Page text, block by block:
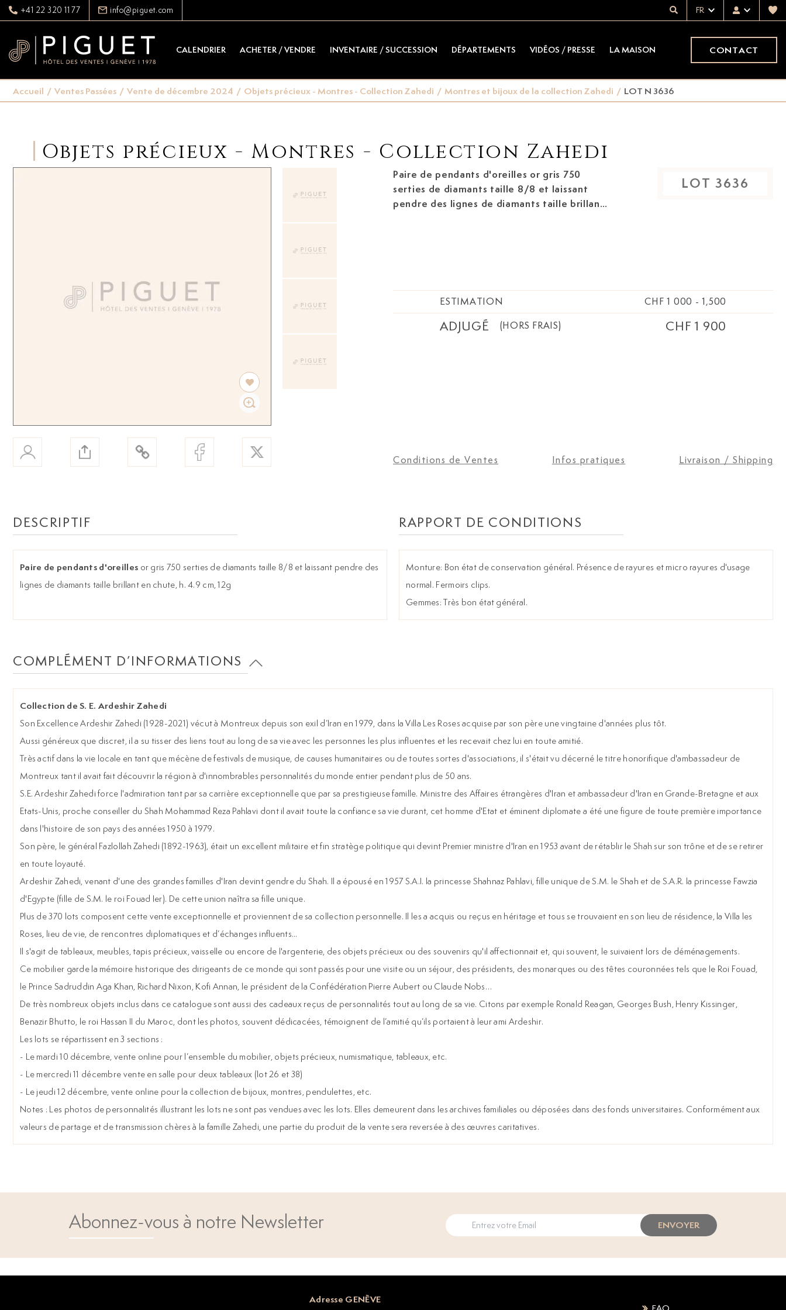
+41 22 320 11 77 info@piguet.com FR
CALENDRIER ACHETER / VENDRE INVENTAIRE / SUCCESSION DÉPARTEMENTS VIDÉOS / PRESSE LA MAISON CONTACT
Accueil / Ventes Passées / Vente de décembre 2024 / Objets précieux - Montres - Collection Zahedi / Montres et bijoux de la collection Zahedi / LOT N 3636
Objets précieux - Montres - Collection Zahedi
Paire de pendants d'oreilles or gris 750
serties de diamants taille 8/8 et laissant
pendre des lignes de diamants taille brillant
LOT 3636
ESTIMATION CHF 1 000 - 1,500
ADJUGÉ (HORS FRAIS) CHF 1 900
Conditions de Ventes Infos pratiques Livraison / Shipping
DESCRIPTIF
Paire de pendants d'oreilles or gris 750 serties de diamants taille 8/8 et laissant pendre des
lignes de diamants taille brillant en chute, h. 4.9 cm, 12g
RAPPORT DE CONDITIONS
Monture: Bon état de conservation général. Présence de rayures et micro rayures d'usage
normal. Fermoirs clips.
Gemmes: Très bon état général.
COMPLÉMENT D’INFORMATIONS
Collection de S. E. Ardeshir Zahedi
Son Excellence Ardeshir Zahedi (1928-2021) vécut à Montreux depuis son exil d’Iran en 1979, dans la Villa Les Roses acquise par son père une vingtaine d'années plus tôt.
Aussi généreux que discret, il a su tisser des liens tout au long de sa vie avec les personnes les plus influentes et les recevait chez lui en toute amitié.
Très actif dans la vie locale en tant que mécène de festivals de musique, de causes humanitaires ou de toutes sortes d'associations, il s'était vu décerné le titre honorifique d'ambassadeur de
Montreux tant il avait fait découvrir la région à d'innombrables personnalités du monde entier pendant plus de 50 ans.
S.E. Ardeshir Zahedi force l'admiration tant par sa carrière exceptionnelle que par sa prestigieuse famille. Ministre des Affaires étrangères d'Iran et ambassadeur d'Iran en Grande-Bretagne et aux
Etats-Unis, proche conseiller du Shah Mohammad Reza Pahlavi dont il avait toute la confiance sa vie durant, cet homme d'Etat et éminent diplomate a été une figure de toute première importance
dans l'histoire de son pays des années 1950 à 1979.
Son père, le général Fazlollah Zahedi (1892-1963), était un excellent militaire et fin stratège politique qui devint Premier ministre d'Iran en 1953 avant de rétablir le Shah sur son trône et de se retirer
en toute loyauté.
Ardeshir Zahedi, venant d'une des grandes familles d'Iran devint gendre du Shah. Il a épousé en 1957 S.A.I. la princesse Shahnaz Pahlavi, fille unique de S.M. le Shah et de S.A.R. la princesse Fawzia
d'Egypte (fille de S.M. le roi Fouad Ier). De cette union naîtra sa fille unique.
Plus de 370 lots composent cette vente exceptionnelle et proviennent de sa collection personnelle. Il les a acquis ou reçus en héritage et tous se trouvaient en son lieu de résidence, la Villa les
Roses, lieu de vie, de rencontres diplomatiques et d’échanges influents...
Il s'agit de tableaux, meubles, tapis précieux, vaisselle ou encore de l'argenterie, des objets précieux ou des souvenirs qu'il affectionnait et, qui souvent, le suivaient lors de déménagements.
Ce mobilier garde la mémoire historique des dirigeants de ce monde qui sont passés pour une visite ou un séjour, des présidents, des monarques ou des têtes couronnées tels que le Roi Fouad,
le Prince Sadruddin Aga Khan, Richard Nixon, Kofi Annan, le président de la Confédération Pierre Aubert ou Claude Nobs…
De très nombreux objets inclus dans ce catalogue sont aussi des cadeaux reçus de personnalités tout au long de sa vie. Citons par exemple Ronald Reagan, Georges Bush, Henry Kissinger,
Benazir Bhutto, le roi Hassan II du Maroc, dont les photos, souvent dédicacées, témoignent de l’amitié qu’ils portaient à leur ami Ardeshir.
Les lots se répartissent en 3 sections :
- Le mardi 10 décembre, vente online pour l’ensemble du mobilier, objets précieux, numismatique, tableaux, etc.
- Le mercredi 11 décembre vente en salle pour deux tableaux (lot 26 et 38)
- Le jeudi 12 décembre, vente online pour la collection de bijoux, montres, pendulettes, etc.
Notes : Les photos de personnalités illustrant les lots ne sont pas vendues avec les lots. Elles demeurent dans les archives familiales ou déposées dans des fonds universitaires. Conformément aux
valeurs de partage et de transmission chères à la famille Zahedi, une partie du produit de la vente sera reversée à des œuvres caritatives.
Abonnez-vous à notre Newsletter ENVOYER
Adresse GENÈVE